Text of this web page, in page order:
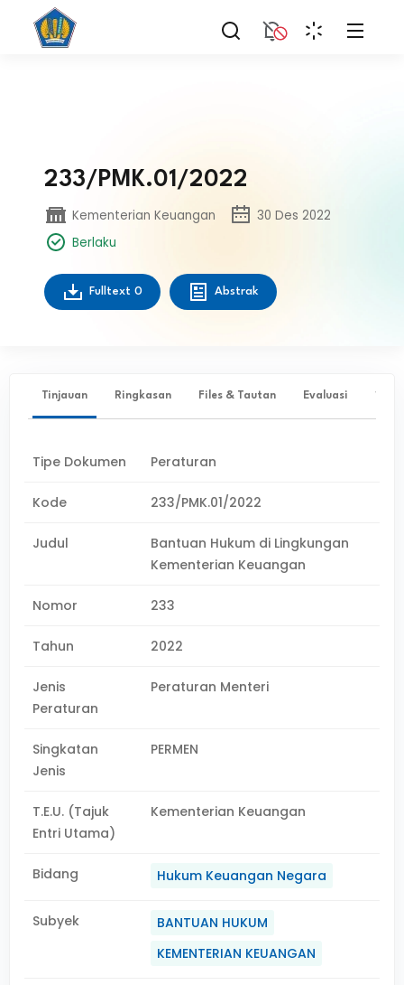
233/PMK.01/2022
Kementerian Keuangan
30 Des 2022
Berlaku
Fulltext 0 Abstrak
Tinjauan Ringkasan Files & Tautan Evaluasi ✨
Tipe Dokumen Peraturan
Kode 233/PMK.01/2022
Judul
Bantuan Hukum di Lingkungan
Kementerian Keuangan
Nomor 233
Tahun 2022
Jenis
Peraturan
Peraturan Menteri
Singkatan
Jenis
PERMEN
T.E.U. (Tajuk
Entri Utama)
Kementerian Keuangan
Bidang Hukum Keuangan Negara
Subyek
BANTUAN HUKUM
KEMENTERIAN KEUANGAN